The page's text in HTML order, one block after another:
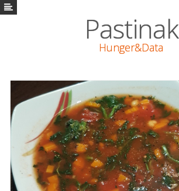
Pastinak
Vaření
Math
Pastinak
Hunger&Data